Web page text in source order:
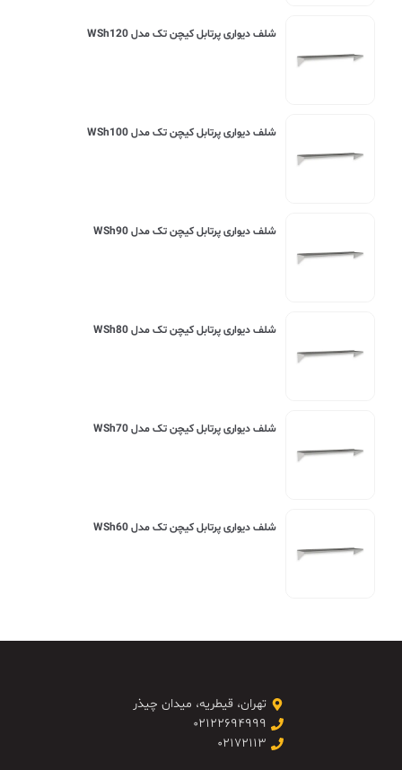
شلف دیواری پرتابل کیچن تک مدل WSh120
شلف دیواری پرتابل کیچن تک مدل WSh100
شلف دیواری پرتابل کیچن تک مدل WSh90
شلف دیواری پرتابل کیچن تک مدل WSh80
شلف دیواری پرتابل کیچن تک مدل WSh70
شلف دیواری پرتابل کیچن تک مدل WSh60
تهران، قیطریه، میدان چیذر
۰۲۱۲۲۶۹۴۹۹۹
۰۲۱۷۲۱۱۳